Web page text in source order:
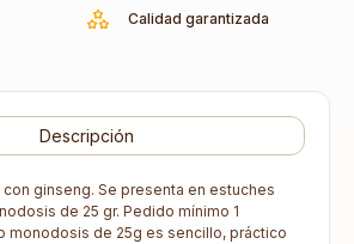
Calidad garantizada
Descripción
ginseng. Se presenta en estuches
de 25 gr. Pedido mínimo 1
monodosis de 25g es sencillo, práctico